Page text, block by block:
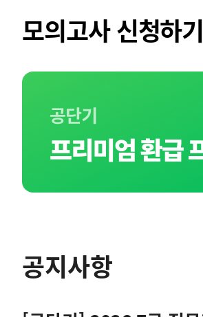
모의고사 신청하기
공지사항